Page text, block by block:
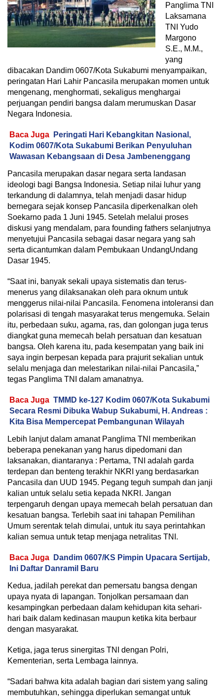
Panglima TNI
Laksamana
TNI Yudo
Margono
S.E., M.M.,
yang
dibacakan Dandim 0607/Kota Sukabumi menyampaikan,
peringatan Hari Lahir Pancasila merupakan momen untuk
mengenang, menghormati, sekaligus menghargai
perjuangan pendiri bangsa dalam merumuskan Dasar
Negara Indonesia.
Baca Juga
Peringati Hari Kebangkitan Nasional,
Kodim 0607/Kota Sukabumi Berikan Penyuluhan
Wawasan Kebangsaan di Desa Jambenenggang
Pancasila merupakan dasar negara serta landasan
ideologi bagi Bangsa Indonesia. Setiap nilai luhur yang
terkandung di dalamnya, telah menjadi dasar hidup
bernegara sejak konsep Pancasila diperkenalkan oleh
Soekarno pada 1 Juni 1945. Setelah melalui proses
diskusi yang mendalam, para founding fathers selanjutnya
menyetujui Pancasila sebagai dasar negara yang sah
serta dicantumkan dalam Pembukaan UndangUndang
Dasar 1945.
“Saat ini, banyak sekali upaya sistematis dan terus-
menerus yang dilaksanakan oleh para oknum untuk
menggerus nilai-nilai Pancasila. Fenomena intoleransi dan
polarisasi di tengah masyarakat terus mengemuka. Selain
itu, perbedaan suku, agama, ras, dan golongan juga terus
diangkat guna memecah belah persatuan dan kesatuan
bangsa. Oleh karena itu, pada kesempatan yang baik ini
saya ingin berpesan kepada para prajurit sekalian untuk
selalu menjaga dan melestarikan nilai-nilai Pancasila,”
tegas Panglima TNI dalam amanatnya.
Baca Juga TMMD ke-127 Kodim 0607/Kota Sukabumi
Secara Resmi Dibuka Wabup Sukabumi, H. Andreas :
Kita Bisa Mempercepat Pembangunan Wilayah
Lebih lanjut dalam amanat Panglima TNI memberikan
beberapa penekanan yang harus dipedomani dan
laksanakan, diantaranya : Pertama, TNI adalah garda
terdepan dan benteng terakhir NKRI yang berdasarkan
Pancasila dan UUD 1945. Pegang teguh sumpah dan janji
kalian untuk selalu setia kepada NKRI. Jangan
terpengaruh dengan upaya memecah belah persatuan dan
kesatuan bangsa. Terlebih saat ini tahapan Pemilihan
Umum serentak telah dimulai, untuk itu saya perintahkan
kalian semua untuk tetap menjaga netralitas TNI.
Baca Juga
Dandim 0607/KS Pimpin Upacara Sertijab,
Ini Daftar Danramil Baru
Kedua, jadilah perekat dan pemersatu bangsa dengan
upaya nyata di lapangan. Tonjolkan persamaan dan
kesampingkan perbedaan dalam kehidupan kita sehari-
hari baik dalam kedinasan maupun ketika kita berbaur
dengan masyarakat.
Ketiga, jaga terus sinergitas TNI dengan Polri,
Kementerian, serta Lembaga lainnya.
“Sadari bahwa kita adalah bagian dari sistem yang saling
membutuhkan, sehingga diperlukan semangat untuk